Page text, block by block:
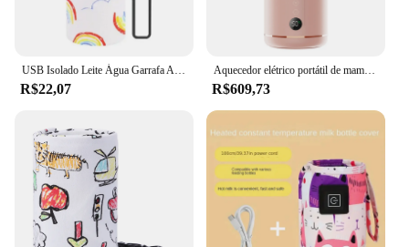
USB Isolado Leite Água Garrafa Aquecedor, Aquecedor de mamadeira, Aquecedores de alimentação portáteis para recém-nascidos e bebê, Carrinho de viagem
R$22,07
Aquecedor elétrico portátil de mamadeira, USB Charge, Aquecedor de água ao ar livre, Instantâneo Dissolva Fórmula Leite, Viagem, 300ml
R$609,73